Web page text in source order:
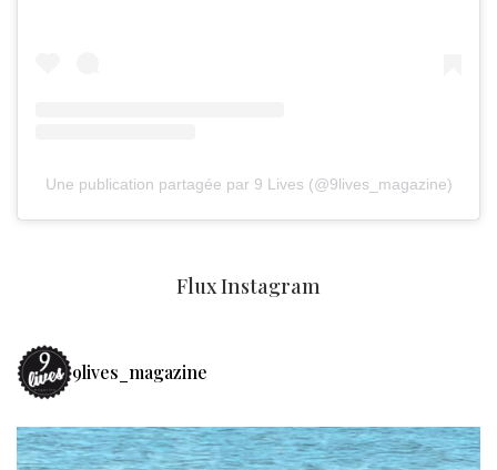
Une publication partagée par 9 Lives (@9lives_magazine)
Flux Instagram
9lives_magazine